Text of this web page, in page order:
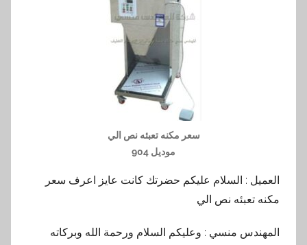
سعر مكنه تعبئه نص الي
موديل 904
العميل : السلام عليكم حضرتك كانت عايز اعرف سعر
مكنه تعبئه نص الي
المهندس منسي : وعليكم السلام ورحمة الله وبركاته